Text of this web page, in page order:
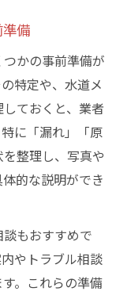
備
かの事前準備が
特定や、水道メ
ておくと、業者
に「漏れ」「原
整理し、写真や
的な説明ができ
もおすすめで
やトラブル相談
。これらの準備